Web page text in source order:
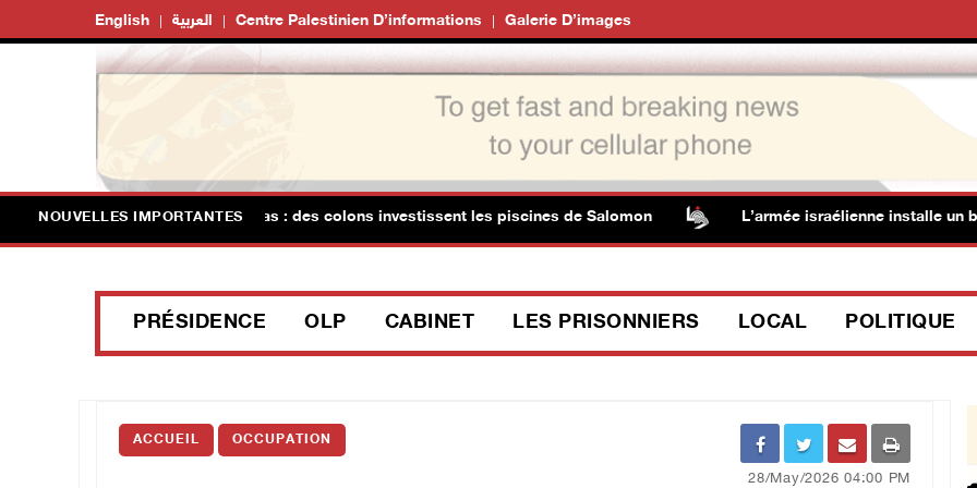
English العربية Centre Palestinien D’informations Galerie D’images
NOUVELLES IMPORTANTES
à Bethléem et Tubas : des colons investissent les piscines de Salomon L’armée israélienne installe un
PRÉSIDENCE OLP CABINET LES PRISONNIERS LOCAL POLITIQUE
ACCUEIL OCCUPATION
28/May/2026 04:00 PM